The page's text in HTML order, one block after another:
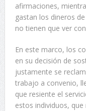
afirmaciones,
gastan los dineros
no tienen que ver
En este marco, los
en su decisión de
justamente se
trabajo a convenio,
que resiente el
estos individuos,